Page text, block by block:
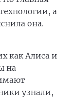
а
она.
как Алиса и
на
узнали,